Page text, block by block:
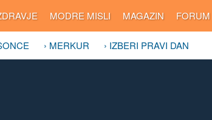
MODRE MISLI MAGAZIN FORUM
› MERKUR › IZBERI PRAVI DAN